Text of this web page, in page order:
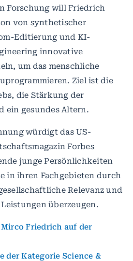
Forschung will Friedrich
von synthetischer
Editierung und KI-
innovative
um das menschliche
Ziel ist die
die Stärkung der
ein gesundes Altern.
würdigt das US-
Forbes
junge Persönlichkeiten
in ihren Fachgebieten durch
Relevanz und
überzeugen.
Friedrich auf der
der Kategorie Science &